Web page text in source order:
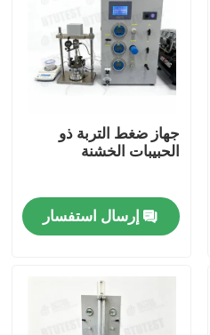
جهاز ضغط التربة ذو
الحبيبات الخشنة
إرسال استفسار